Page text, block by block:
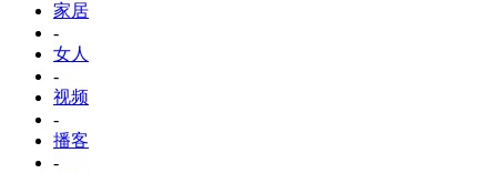
家居
-
女人
-
视频
-
播客
-